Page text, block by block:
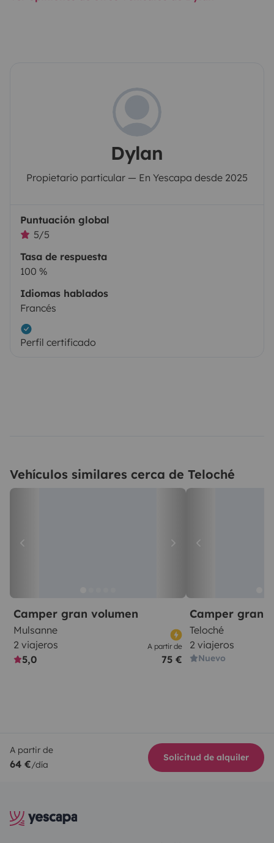
Dylan
Propietario particular — En Yescapa desde 2025
Puntuación global
5/5
Tasa de respuesta
100 %
Idiomas hablados
Francés
Perfil certificado
Vehículos similares cerca de Teloché
Camper gran volumen
Mulsanne
2 viajeros
5,0
A partir de
75 €
Camper gran
Teloché
2 viajeros
Nuevo
A partir de
64 €/día
Solicitud de alquiler